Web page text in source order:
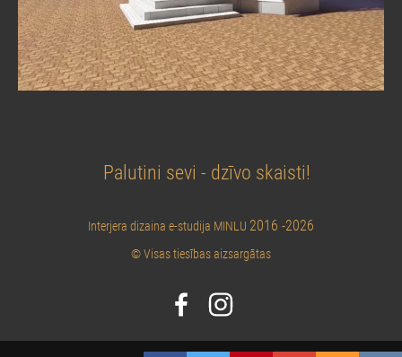
Palutini sevi - dzīvo skaisti!
Interjera dizaina e-studija MINLU 2016 -2026
© Visas tiesības aizsargātas